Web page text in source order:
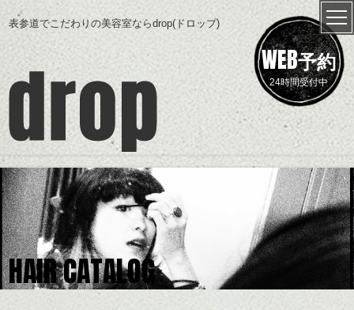
表参道でこだわりの美容室ならdrop(ドロップ)
WEB予約
24時間受付中
HAIR CATALOG